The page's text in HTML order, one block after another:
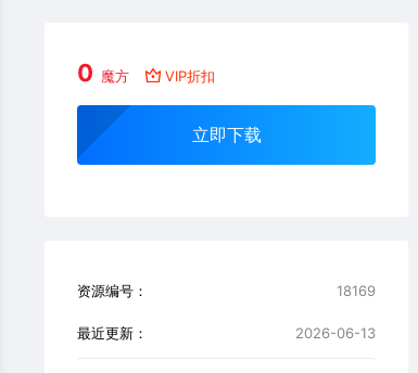
0 魔方 VIP折扣
立即下载
资源编号： 18169
最近更新： 2026-06-13